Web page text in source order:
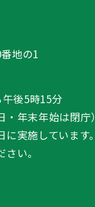
地の1
後5時15分
・年末年始は閉庁）
実施しています。
い。